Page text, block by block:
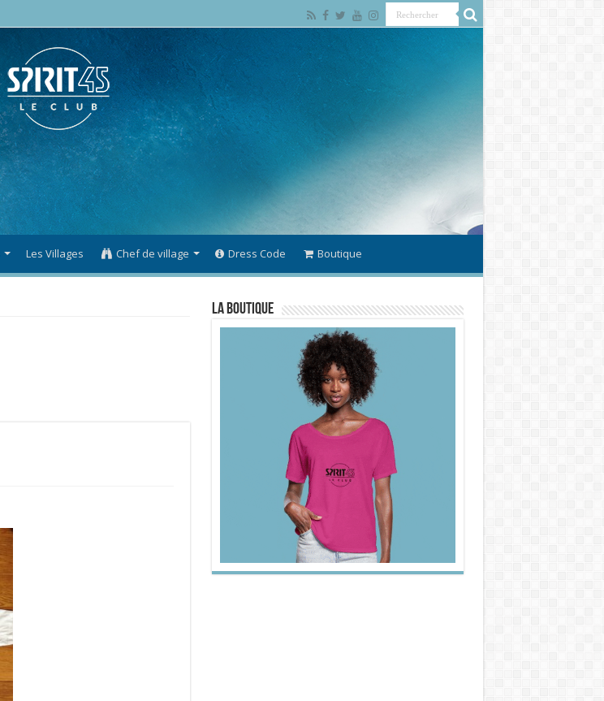
Les Villages Chef de village Dress Code Boutique
La Boutique